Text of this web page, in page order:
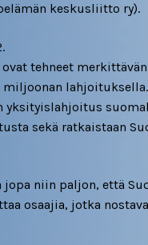
keskusliitto ry).
tehneet
miljoonan lahjoituksella.
yksityislahjoitus
sekä ratkaistaan
jopa niin paljon, että
osaajia, jotka